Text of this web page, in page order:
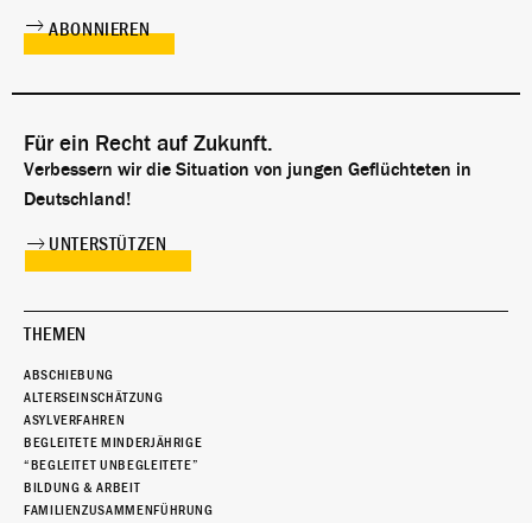
Für ein Recht auf Zukunft.
Verbessern wir die Situation von jungen Geflüchteten in
Deutschland!
UNTERSTÜTZEN
THEMEN
ABSCHIEBUNG
ALTERSEINSCHÄTZUNG
ASYLVERFAHREN
BEGLEITETE MINDERJÄHRIGE
“BEGLEITET UNBEGLEITETE”
BILDUNG & ARBEIT
FAMILIENZUSAMMENFÜHRUNG